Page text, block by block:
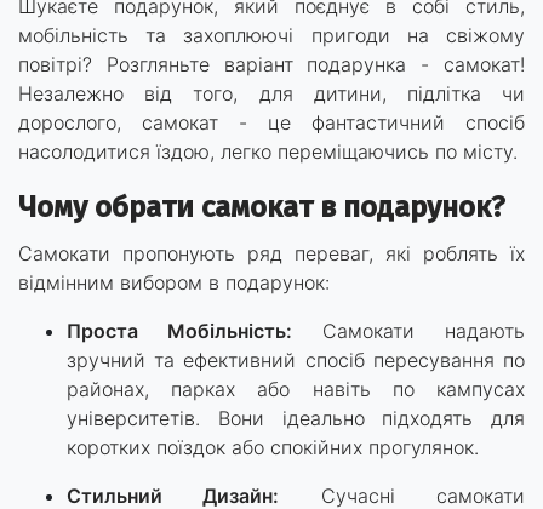
Шукаєте подарунок, який поєднує в собі стиль,
мобільність та захоплюючі пригоди на свіжому
повітрі? Розгляньте варіант подарунка - самокат!
Незалежно від того, для дитини, підлітка чи
дорослого, самокат - це фантастичний спосіб
насолодитися їздою, легко переміщаючись по місту.
Чому обрати самокат в подарунок?
Самокати пропонують ряд переваг, які роблять їх
відмінним вибором в подарунок:
Проста Мобільність: Самокати надають
зручний та ефективний спосіб пересування по
районах, парках або навіть по кампусах
університетів. Вони ідеально підходять для
коротких поїздок або спокійних прогулянок.
Стильний Дизайн: Сучасні самокати